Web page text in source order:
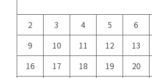
2
3 4 5 6
9
10 11 12 13
16
17 18 19 20